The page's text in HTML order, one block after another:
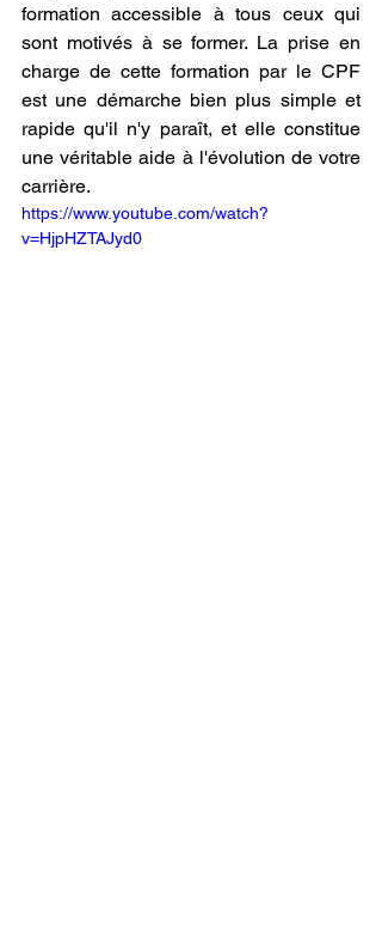
formation accessible à tous ceux qui
sont motivés à se former. La prise en
charge de cette formation par le CPF
est une démarche bien plus simple et
rapide qu'il n'y paraît, et elle constitue
une véritable aide à l'évolution de votre
carrière.
https://www.youtube.com/watch?
v=HjpHZTAJyd0